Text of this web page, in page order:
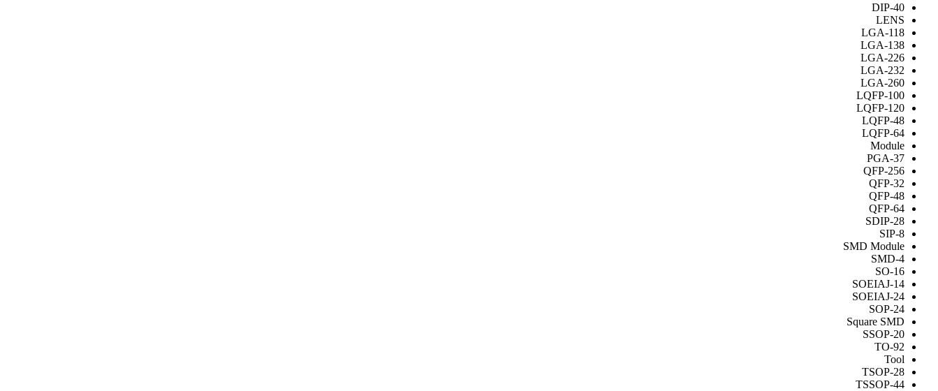
DIP-40
LENS
LGA-118
LGA-138
LGA-226
LGA-232
LGA-260
LQFP-100
LQFP-120
LQFP-48
LQFP-64
Module
PGA-37
QFP-256
QFP-32
QFP-48
QFP-64
SDIP-28
SIP-8
SMD Module
SMD-4
SO-16
SOEIAJ-14
SOEIAJ-24
SOP-24
Square SMD
SSOP-20
TO-92
Tool
TSOP-28
TSSOP-44